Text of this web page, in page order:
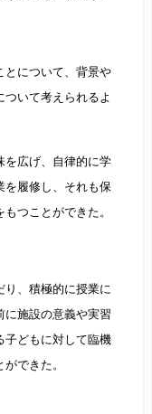
とについて、背景や
いて考えられるよ
を広げ、自律的に学
を履修し、それも保
つことができた。
り、積極的に授業に
に施設の意義や実習
子どもに対して臨機
できた。